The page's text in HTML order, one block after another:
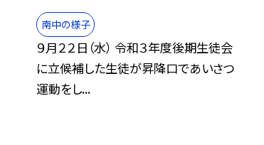
南中の様子
９月２２日（水） 令和３年度後期生徒会
に立候補した生徒が昇降口であいさつ
運動をし...